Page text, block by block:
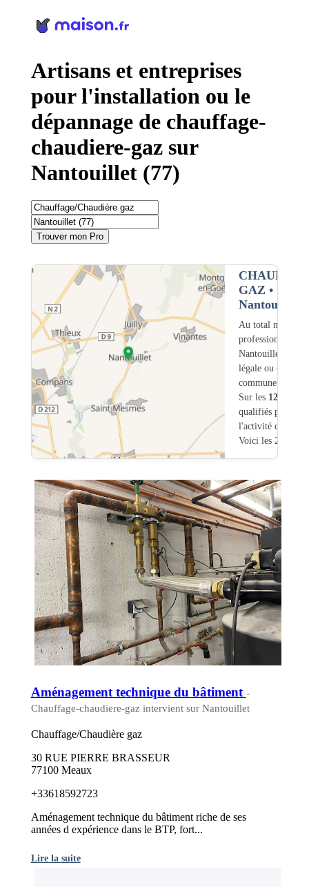
Artisans et entreprises
pour l'installation ou le
dépannage de chauffage-
chaudiere-gaz sur
Nantouillet (77)
Trouver mon Pro
GAZ •
Nantouillet
Au total nous
professionnels
Nantouillet (77)
légale ou
commune.
Sur les 126
qualifiés pour
l'activité
Voici les 20
Aménagement technique du bâtiment -
Chauffage-chaudiere-gaz intervient sur Nantouillet
Chauffage/Chaudière gaz
30 RUE PIERRE BRASSEUR
77100 Meaux
+33618592723
Aménagement technique du bâtiment riche de ses
années d expérience dans le BTP, fort...
Lire la suite